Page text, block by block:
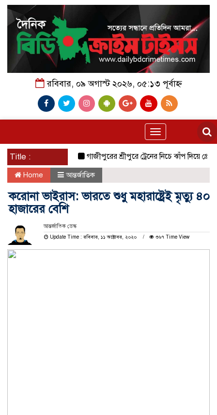
রবিবার, ০৯ অগাস্ট ২০২৬, ০৫:১৩ পূর্বাহ্ন
Toggle
navigation
Title : গাজীপুরের শ্রীপুরে ট্রেনের নিচে ঝাঁপ দিয়ে প্রেমিক
Home আন্তর্জাতিক
করোনা ভাইরাস: ভারতে শুধু মহারাষ্ট্রেই মৃত্যু ৪০
হাজারের বেশি
আন্তর্জাতিক ডেস্ক
Update Time : রবিবার, ১১ অক্টোবর, ২০২০
৩৬৭ Time View